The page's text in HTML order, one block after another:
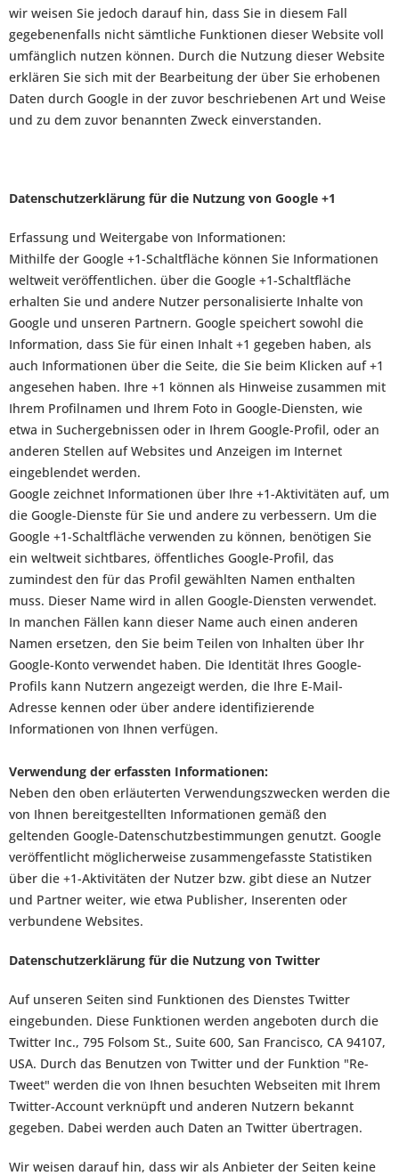
wir weisen Sie jedoch darauf hin, dass Sie in diesem Fall
gegebenenfalls nicht sämtliche Funktionen dieser Website voll
umfänglich nutzen können. Durch die Nutzung dieser Website
erklären Sie sich mit der Bearbeitung der über Sie erhobenen
Daten durch Google in der zuvor beschriebenen Art und Weise
und zu dem zuvor benannten Zweck einverstanden.
Datenschutzerklärung für die Nutzung von Google +1
Erfassung und Weitergabe von Informationen:
Mithilfe der Google +1-Schaltfläche können Sie Informationen
weltweit veröffentlichen. über die Google +1-Schaltfläche
erhalten Sie und andere Nutzer personalisierte Inhalte von
Google und unseren Partnern. Google speichert sowohl die
Information, dass Sie für einen Inhalt +1 gegeben haben, als
auch Informationen über die Seite, die Sie beim Klicken auf +1
angesehen haben. Ihre +1 können als Hinweise zusammen mit
Ihrem Profilnamen und Ihrem Foto in Google-Diensten, wie
etwa in Suchergebnissen oder in Ihrem Google-Profil, oder an
anderen Stellen auf Websites und Anzeigen im Internet
eingeblendet werden.
Google zeichnet Informationen über Ihre +1-Aktivitäten auf, um
die Google-Dienste für Sie und andere zu verbessern. Um die
Google +1-Schaltfläche verwenden zu können, benötigen Sie
ein weltweit sichtbares, öffentliches Google-Profil, das
zumindest den für das Profil gewählten Namen enthalten
muss. Dieser Name wird in allen Google-Diensten verwendet.
In manchen Fällen kann dieser Name auch einen anderen
Namen ersetzen, den Sie beim Teilen von Inhalten über Ihr
Google-Konto verwendet haben. Die Identität Ihres Google-
Profils kann Nutzern angezeigt werden, die Ihre E-Mail-
Adresse kennen oder über andere identifizierende
Informationen von Ihnen verfügen.
Verwendung der erfassten Informationen:
Neben den oben erläuterten Verwendungszwecken werden die
von Ihnen bereitgestellten Informationen gemäß den
geltenden Google-Datenschutzbestimmungen genutzt. Google
veröffentlicht möglicherweise zusammengefasste Statistiken
über die +1-Aktivitäten der Nutzer bzw. gibt diese an Nutzer
und Partner weiter, wie etwa Publisher, Inserenten oder
verbundene Websites.
Datenschutzerklärung für die Nutzung von Twitter
Auf unseren Seiten sind Funktionen des Dienstes Twitter
eingebunden. Diese Funktionen werden angeboten durch die
Twitter Inc., 795 Folsom St., Suite 600, San Francisco, CA 94107,
USA. Durch das Benutzen von Twitter und der Funktion "Re-
Tweet" werden die von Ihnen besuchten Webseiten mit Ihrem
Twitter-Account verknüpft und anderen Nutzern bekannt
gegeben. Dabei werden auch Daten an Twitter übertragen.
Wir weisen darauf hin, dass wir als Anbieter der Seiten keine